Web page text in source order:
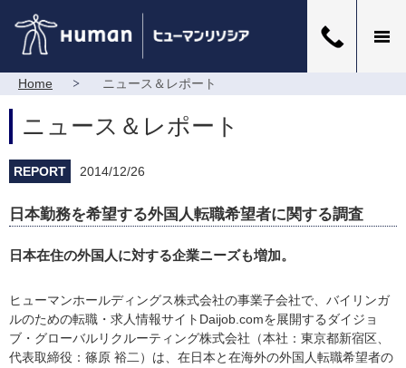
Home ニュース＆レポート
ニュース＆レポート
REPORT 2014/12/26
日本勤務を希望する外国人転職希望者に関する調査
日本在住の外国人に対する企業ニーズも増加。
ヒューマンホールディングス株式会社の事業子会社で、バイリンガ
ルのための転職・求人情報サイトDaijob.comを展開するダイジョ
ブ・グローバルリクルーティング株式会社（本社：東京都新宿区、
代表取締役：篠原 裕二）は、在日本と在海外の外国人転職希望者の